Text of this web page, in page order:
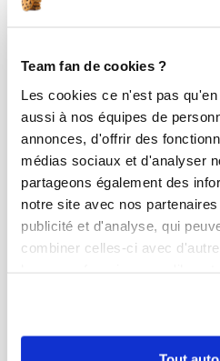
Team fan de cookies ?
Les cookies ce n'est pas
aussi à nos équipes de
annonces, d'offrir des
médias sociaux et d'analyser
partageons également des
notre site avec nos
publicité et d'analyse, qui
combiner celles-ci avec